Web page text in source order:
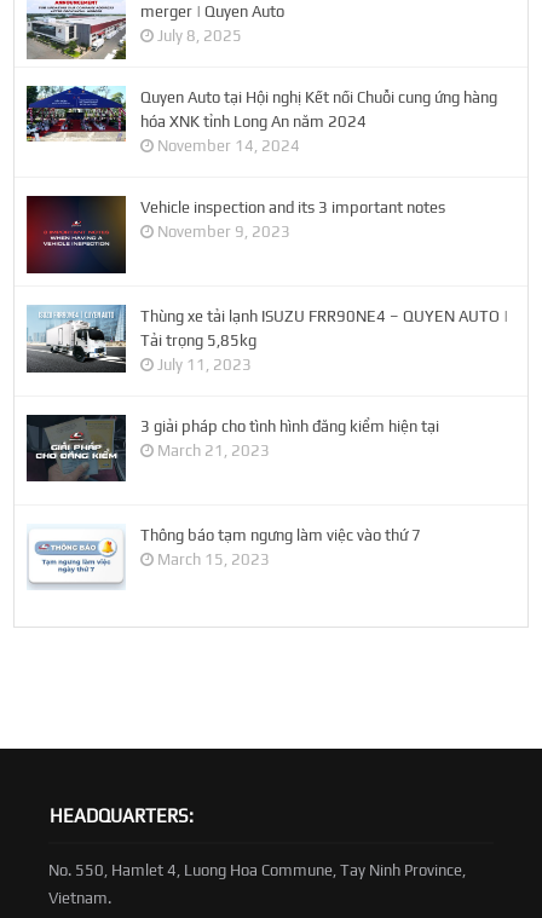
merger | Quyen Auto
July 8, 2025
Quyen Auto tại Hội nghị Kết nối Chuỗi cung ứng hàng
hóa XNK tỉnh Long An năm 2024
November 14, 2024
Vehicle inspection and its 3 important notes
November 9, 2023
Thùng xe tải lạnh ISUZU FRR90NE4 – QUYEN AUTO |
Tải trọng 5,85kg
July 11, 2023
3 giải pháp cho tình hình đăng kiểm hiện tại
March 21, 2023
Thông báo tạm ngưng làm việc vào thứ 7
March 15, 2023
HEADQUARTERS:
No. 550, Hamlet 4, Luong Hoa Commune, Tay Ninh Province,
Vietnam.